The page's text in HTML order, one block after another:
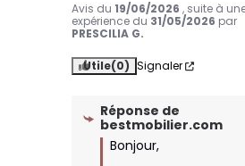
Avis du19/06/2026 , suite à
expérience du 31/05/2026 par
PRESCILIA G.
Utile(0) Signaler
Réponse de
bestmobilier.com
Bonjour,